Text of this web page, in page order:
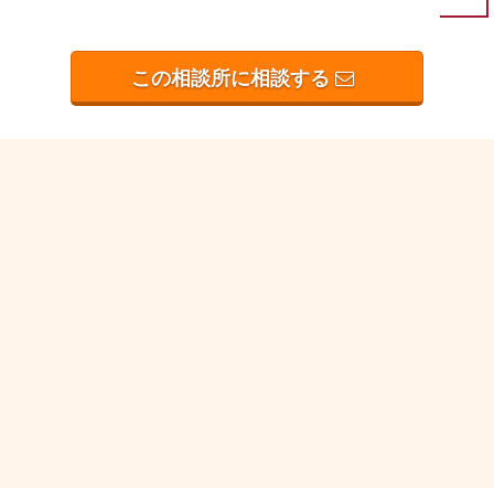
この相談所に相談する